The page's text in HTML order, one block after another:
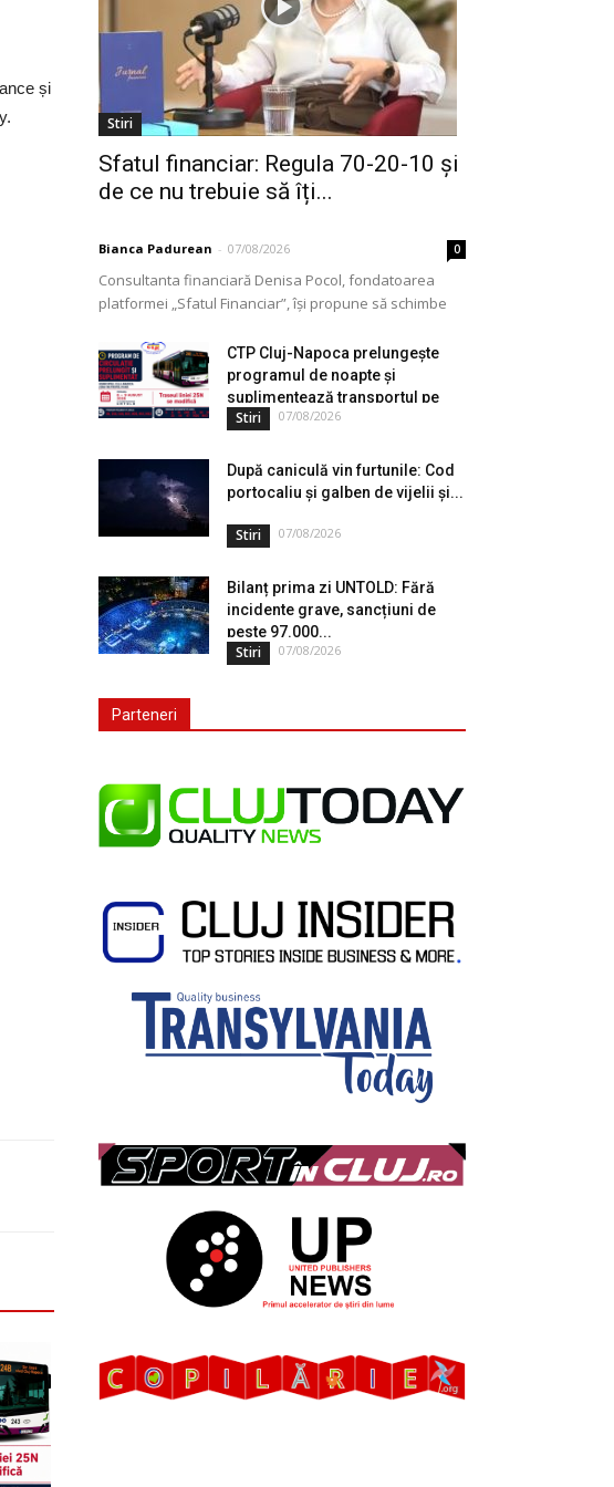
și
Stiri
Sfatul financiar: Regula 70-20-10 și
de ce nu trebuie să îți...
Bianca Padurean - 07/08/2026 0
Consultanta financiară Denisa Pocol, fondatoarea
platformei „Sfatul Financiar”, își propune să schimbe
experiență de peste...CTP Cluj-Napoca prelungește
programul de noapte și
suplimentează transportul pe
durata...
Stiri 07/08/2026
După caniculă vin furtunile: Cod
portocaliu și galben de vijelii și...
Stiri 07/08/2026
Bilanț prima zi UNTOLD: Fără
incidente grave, sancțiuni de
peste 97.000...
Stiri 07/08/2026
Parteneri